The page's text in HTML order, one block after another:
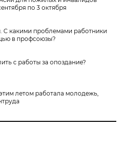
по 3 октября
С какими проблемами работники
в профсоюзы?
с работы за опоздание?
летом работала молодежь,